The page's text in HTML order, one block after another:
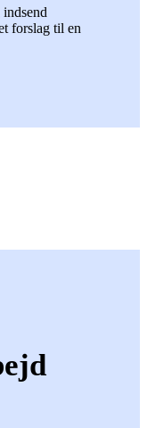
forslag til en